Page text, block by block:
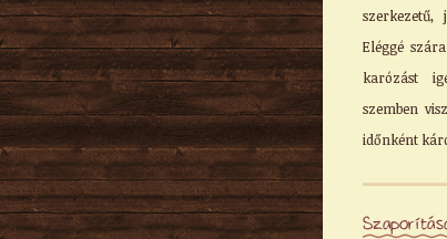
szerkezetű,
Eléggé
karózást
szemben
időnként